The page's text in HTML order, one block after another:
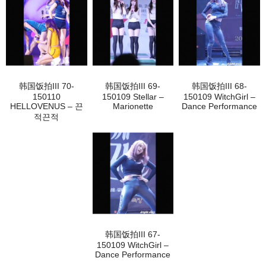
韩国饭拍III 70-
150110
HELLOVENUS – 끈
적끈적
韩国饭拍III 69-
150109 Stellar –
Marionette
韩国饭拍III 68-
150109 WitchGirl –
Dance Performance
韩国饭拍III 67-
150109 WitchGirl –
Dance Performance